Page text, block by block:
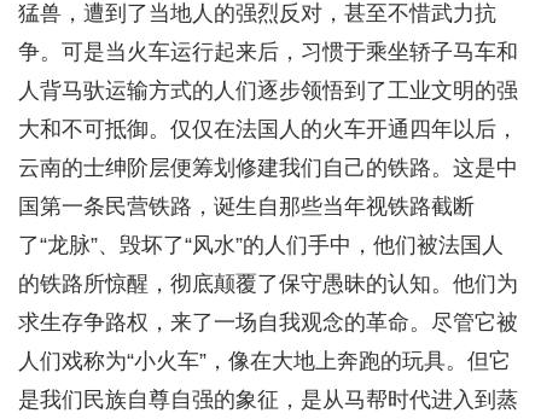
猛兽，遭到了当地人的强烈反对，甚至不惜武力抗
争。可是当火车运行起来后，习惯于乘坐轿子马车和
人背马驮运输方式的人们逐步领悟到了工业文明的强
大和不可抵御。仅仅在法国人的火车开通四年以后，
云南的士绅阶层便筹划修建我们自己的铁路。这是中
国第一条民营铁路，诞生自那些当年视铁路截断
了“龙脉”、毁坏了“风水”的人们手中，他们被法国人
的铁路所惊醒，彻底颠覆了保守愚昧的认知。他们为
求生存争路权，来了一场自我观念的革命。尽管它被
人们戏称为“小火车”，像在大地上奔跑的玩具。但它
是我们民族自尊自强的象征，是从马帮时代进入到蒸